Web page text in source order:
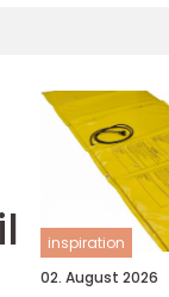
inspiration
02. August 2026